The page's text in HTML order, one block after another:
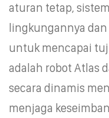
aturan tetap,
lingkungannya
untuk mencapai
adalah robot Atlas
secara dinamis
menjaga